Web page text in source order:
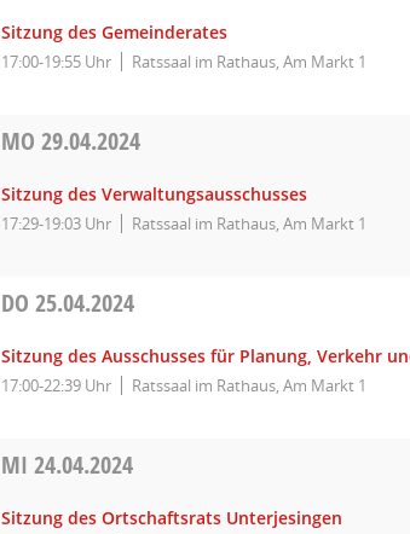
Sitzung des Gemeinderates
17:00-19:55 Uhr Ratssaal im Rathaus, Am Markt 1
MO29.04.2024
Sitzung des Verwaltungsausschusses
17:29-19:03 Uhr Ratssaal im Rathaus, Am Markt 1
DO25.04.2024
Sitzung des Ausschusses für Planung, Verkehr
17:00-22:39 Uhr Ratssaal im Rathaus, Am Markt 1
MI24.04.2024
Sitzung des Ortschaftsrats Unterjesingen